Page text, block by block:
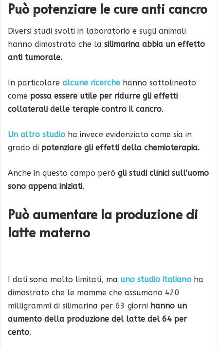
Può potenziare le cure anti cancro
Diversi studi svolti in laboratorio e sugli animali
hanno dimostrato che la silimarina abbia un effetto
anti tumorale.
In particolare alcune ricerche hanno sottolineato
come possa essere utile per ridurre gli effetti
collaterali delle terapie contro il cancro.
Un altro studio ha invece evidenziato come sia in
grado di potenziare gli effetti della chemioterapia.
Anche in questo campo però gli studi clinici sull’uomo
sono appena iniziati.
Può aumentare la produzione di
latte materno
I dati sono molto limitati, ma uno studio italiano ha
dimostrato che le mamme che assumono 420
milligrammi di silimarina per 63 giorni hanno un
aumento della produzione del latte del 64 per
cento.